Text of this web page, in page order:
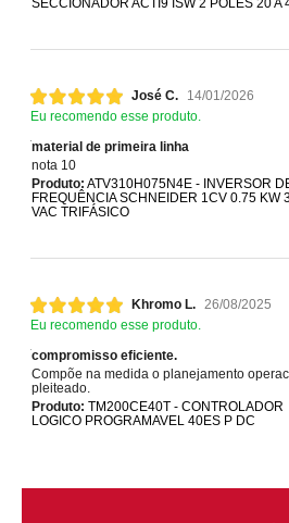
SECCIONADOR ACTI9 ISW 2 POLES 20 A
José C.
14/01/2026
Eu recomendo esse produto.
material de primeira linha
nota 10
Produto: ATV310H075N4E - INVERSOR
FREQUÊNCIA SCHNEIDER 1CV 0.75 KW
VAC TRIFÁSICO
Khromo L. 26/08/2025
Eu recomendo esse produto.
compromisso eficiente.
Compõe na medida o planejamento
pleiteado.
Produto: TM200CE40T - CONTROLADOR
LOGICO PROGRAMAVEL 40ES P DC